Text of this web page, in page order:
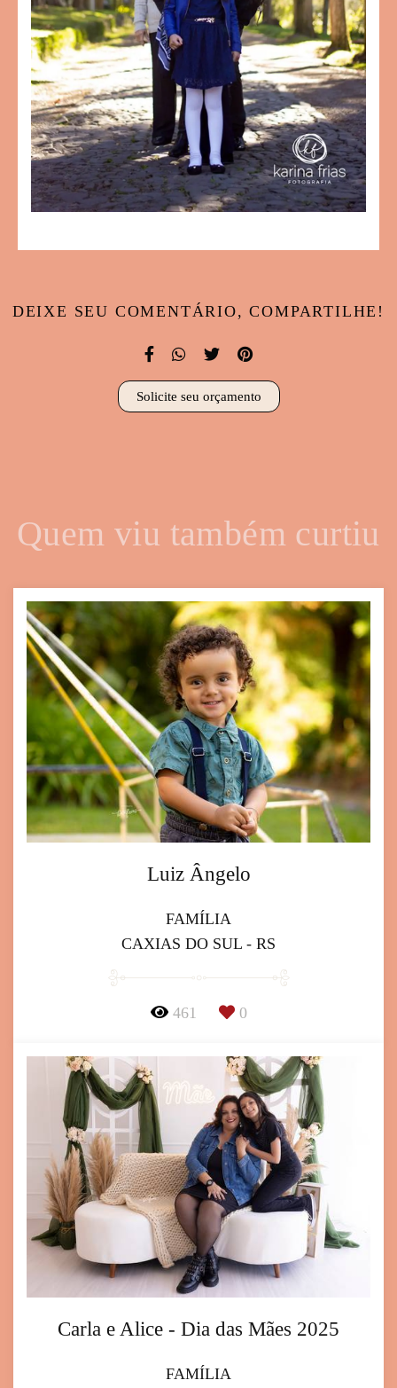
DEIXE SEU COMENTÁRIO, COMPARTILHE!
Solicite seu orçamento
Quem viu também curtiu
Luiz Ângelo
FAMÍLIA
CAXIAS DO SUL - RS
461 0
Carla e Alice - Dia das Mães 2025
FAMÍLIA